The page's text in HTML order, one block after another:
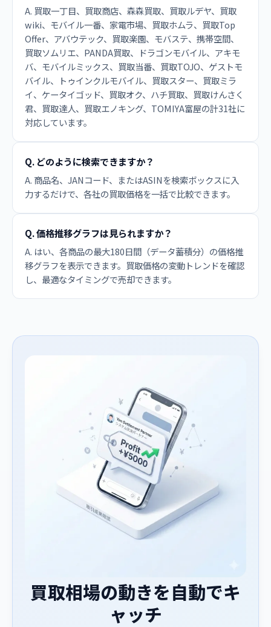
A. 買取一丁目、買取商店、森森買取、買取ルデヤ、買取
wiki、モバイル一番、家電市場、買取ホムラ、買取Top
Offer、アバウテック、買取楽園、モバステ、携帯空間、
買取ソムリエ、PANDA買取、ドラゴンモバイル、アキモ
バ、モバイルミックス、買取当番、買取TOJO、ゲストモ
バイル、トゥインクルモバイル、買取スター、買取ミラ
イ、ケータイゴッド、買取オク、ハチ買取、買取けんさく
君、買取達人、買取エノキング、TOMIYA富屋の計31社に
対応しています。
Q. どのように検索できますか？
A. 商品名、JANコード、またはASINを検索ボックスに入
力するだけで、各社の買取価格を一括で比較できます。
Q. 価格推移グラフは見られますか？
A. はい、各商品の最大180日間（データ蓄積分）の価格推
移グラフを表示できます。買取価格の変動トレンドを確認
し、最適なタイミングで売却できます。
買取相場の動きを自動でキ
ャッチ